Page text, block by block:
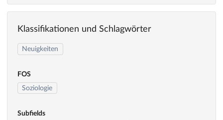
Klassifikationen und Schlagwörter
Neuigkeiten
FOS
Soziologie
Subfields